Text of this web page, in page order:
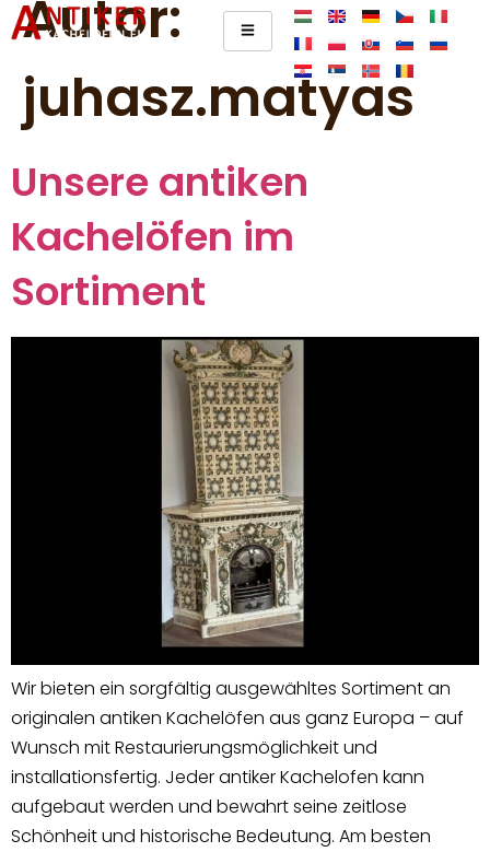
Autor:
juhasz.matyas
Unsere antiken
Kachelöfen im
Sortiment
Wir bieten ein sorgfältig ausgewähltes Sortiment an
originalen antiken Kachelöfen aus ganz Europa – auf
Wunsch mit Restaurierungsmöglichkeit und
installationsfertig. Jeder antiker Kachelofen kann
aufgebaut werden und bewahrt seine zeitlose
Schönheit und historische Bedeutung. Am besten